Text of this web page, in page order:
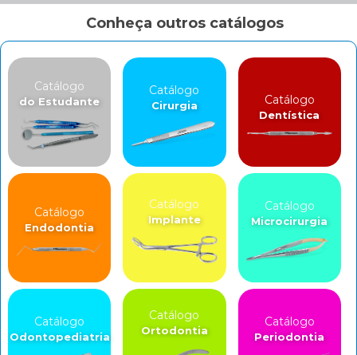
Conheça outros catálogos
Catálogo
do Estudante
Catálogo
Cirurgia Catálogo
Dentística
Catálogo
Endodontia
Catálogo
Implante
Catálogo
Microcirurgia
Catálogo
Odontopediatria
Catálogo
Ortodontia
Catálogo
Periodontia